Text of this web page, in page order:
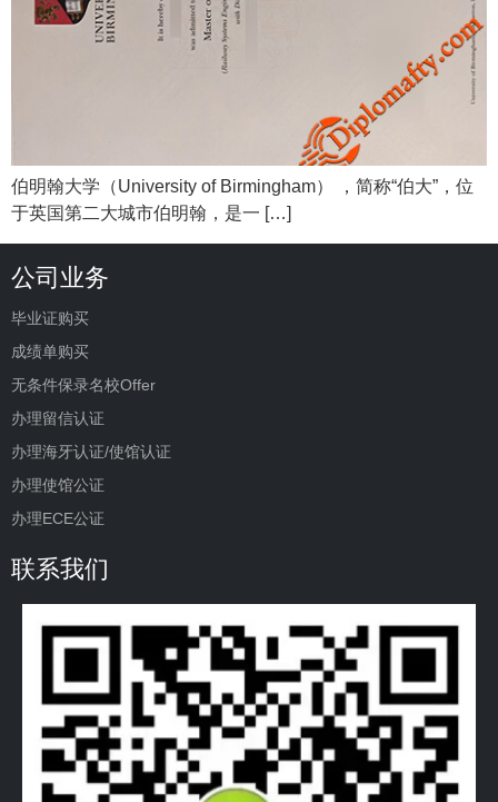
伯明翰大学（University of Birmingham） ，简称“伯大”，位
于英国第二大城市伯明翰，是一 […]
公司业务
毕业证购买
成绩单购买
无条件保录名校Offer
办理留信认证
办理海牙认证/使馆认证
办理使馆公证
办理ECE公证
联系我们